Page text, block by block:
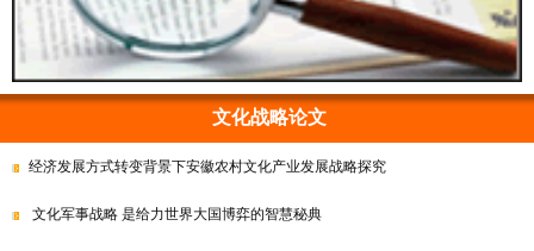
文化战略论文
经济发展方式转变背景下安徽农村文化产业发展战略探究
文化军事战略 是给力世界大国博弈的智慧秘典